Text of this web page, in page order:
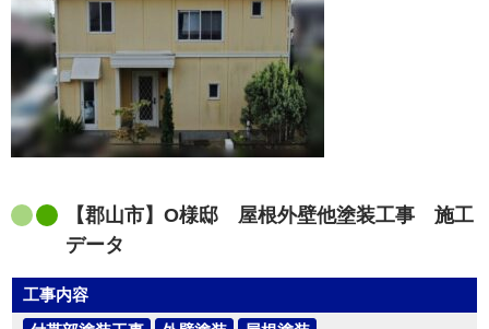
【郡山市】O様邸 屋根外壁他塗装工事 施工
データ
工事内容